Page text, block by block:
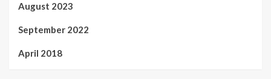
August 2023
September 2022
April 2018